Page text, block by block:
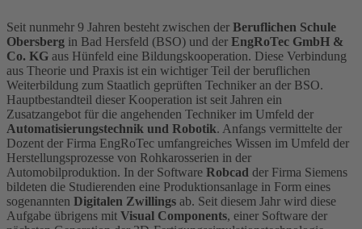
Seit nunmehr 9 Jahren besteht zwischen der Beruflichen Schule
Obersberg in Bad Hersfeld (BSO) und der EngRoTec GmbH &
Co. KG aus Hünfeld eine Bildungskooperation. Diese Verbindung
aus Theorie und Praxis ist ein wichtiger Teil der beruflichen
Weiterbildung zum Staatlich geprüften Techniker an der BSO.
Hauptbestandteil dieser Kooperation ist seit Jahren ein
Zusatzangebot für die angehenden Techniker im Umfeld der
Automatisierungstechnik und Robotik. Anfangs vermittelte der
Dozent der Firma EngRoTec umfangreiches Wissen im Umfeld der
Herstellungsprozesse von Rohkarosserien in der
Automobilproduktion. In der Software Robcad der Firma Siemens
bildeten die Studierenden eine Produktionsanlage in Form eines
sogenannten Digitalen Zwillings ab. Seit diesem Jahr wird diese
Aufgabe übrigens mit Visual Components, einer Software der